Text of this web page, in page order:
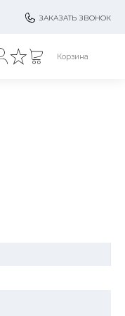
ЗАКАЗАТЬ ЗВОНОК
Корзина